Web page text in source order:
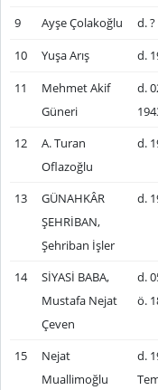
9 Ayşe Çolakoğlu d. ?
10 Yuşa Arış d.
11
Mehmet Akif
Güneri
d.
12
A. Turan
Oflazoğlu
d.
13
GÜNAHKÂR
ŞEHRİBAN,
Şehriban İşler
d.
14
SİYASİ BABA,
Mustafa Nejat
Çeven
d.
ö.
15
Nejat
Muallimoğlu
d.